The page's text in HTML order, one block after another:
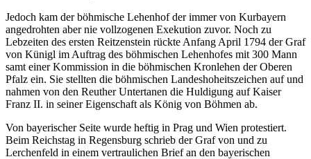
Jedoch kam der böhmische Lehenhof der immer von Kurbayern
angedrohten aber nie vollzogenen Exekution zuvor. Noch zu
Lebzeiten des ersten Reitzenstein rückte Anfang April 1794 der Graf
von Künigl im Auftrag des böhmischen Lehenhofes mit 300 Mann
samt einer Kommission in die böhmischen Kronlehen der Oberen
Pfalz ein. Sie stellten die böhmischen Landeshoheitszeichen auf und
nahmen von den Reuther Untertanen die Huldigung auf Kaiser
Franz II. in seiner Eigenschaft als König von Böhmen ab.
Von bayerischer Seite wurde heftig in Prag und Wien protestiert.
Beim Reichstag in Regensburg schrieb der Graf von und zu
Lerchenfeld in einem vertraulichen Brief an den bayerischen